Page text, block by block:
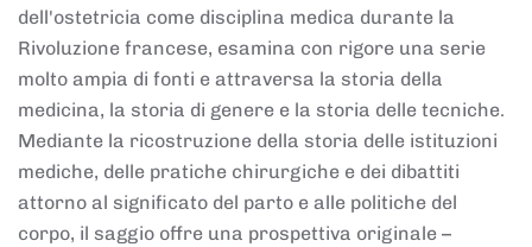
dell'ostetricia come disciplina medica durante la
Rivoluzione francese, esamina con rigore una serie
molto ampia di fonti e attraversa la storia della
medicina, la storia di genere e la storia delle tecniche.
Mediante la ricostruzione della storia delle istituzioni
mediche, delle pratiche chirurgiche e dei dibattiti
attorno al significato del parto e alle politiche del
corpo, il saggio offre una prospettiva originale –